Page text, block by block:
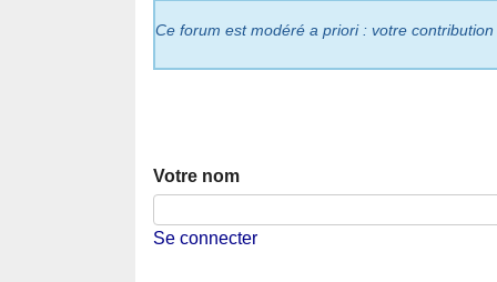
Ce forum est modéré a priori : votre
Votre nom
Se connecter